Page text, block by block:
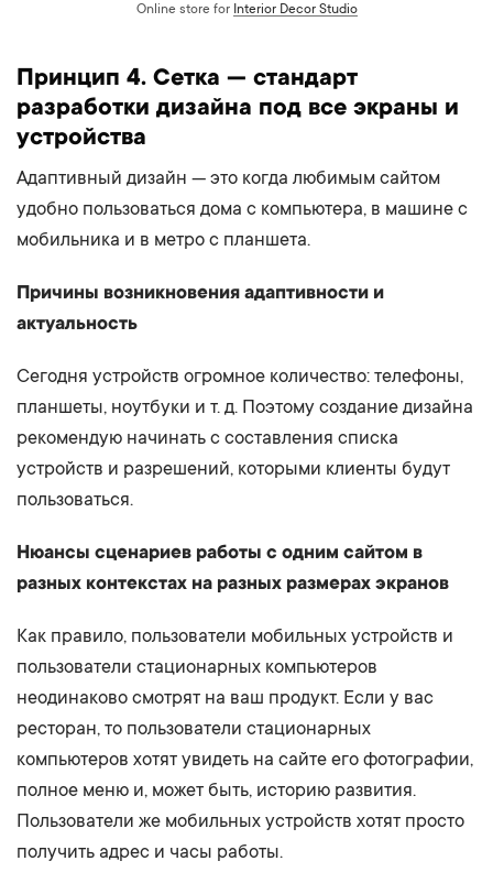
Online store for Interior Decor Studio
Принцип 4. Сетка — стандарт
разработки дизайна под все экраны и
устройства
Адаптивный дизайн — это когда любимым сайтом
удобно пользоваться дома с компьютера, в машине с
мобильника и в метро с планшета.
Причины возникновения адаптивности и
актуальность
Сегодня устройств огромное количество: телефоны,
планшеты, ноутбуки и т. д. Поэтому создание дизайна
рекомендую начинать с составления списка
устройств и разрешений, которыми клиенты будут
пользоваться.
Нюансы сценариев работы с одним сайтом в
разных контекстах на разных размерах экранов
Как правило, пользователи мобильных устройств и
пользователи стационарных компьютеров
неодинаково смотрят на ваш продукт. Если у вас
ресторан, то пользователи стационарных
компьютеров хотят увидеть на сайте его фотографии,
полное меню и, может быть, историю развития.
Пользователи же мобильных устройств хотят просто
получить адрес и часы работы.